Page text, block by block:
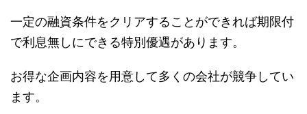
一定の融資条件をクリアすることができれば期限付
で利息無しにできる特別優遇があります。
お得な企画内容を用意して多くの会社が競争してい
ます。